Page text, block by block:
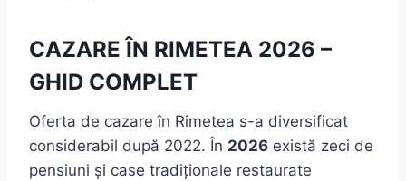
CAZARE ÎN RIMETEA 2026 –
GHID COMPLET
Oferta de cazare în Rimetea s-a diversificat
considerabil după 2022. În 2026 există zeci de
pensiuni și case tradiționale restaurate